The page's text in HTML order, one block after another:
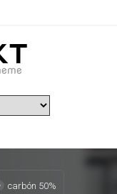
carbón 50%